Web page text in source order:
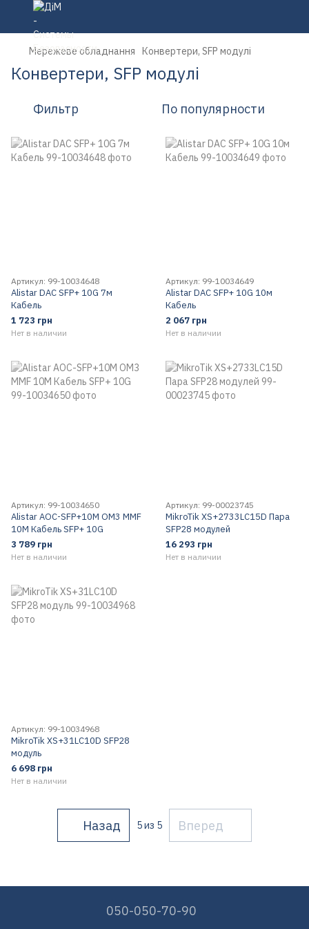
Мережеве обладнання Конвертери, SFP модулі
Конвертери, SFP модулі
Фильтр По популярности
Артикул: 99-10034648
Alistar DAC SFP+ 10G 7м
Кабель
1 723 грн
Нет в наличии
Артикул: 99-10034649
Alistar DAC SFP+ 10G 10м
Кабель
2 067 грн
Нет в наличии
Артикул: 99-10034650
Alistar AOC-SFP+10M OM3 MMF
10M Кабель SFP+ 10G
3 789 грн
Нет в наличии
Артикул: 99-00023745
MikroTik XS+2733LC15D Пара
SFP28 модулей
16 293 грн
Нет в наличии
Артикул: 99-10034968
MikroTik XS+31LC10D SFP28
модуль
6 698 грн
Нет в наличии
Назад 5из 5 Вперед
050-050-70-90